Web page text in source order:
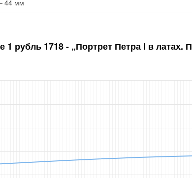
44 мм
1 рубль 1718 - „Портрет Петра I в латах.